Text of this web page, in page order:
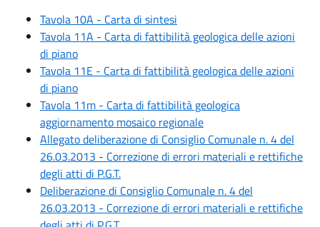
Tavola 10A - Carta di sintesi
Tavola 11A - Carta di fattibilità geologica delle azioni
di piano
Tavola 11E - Carta di fattibilità geologica delle azioni
di piano
Tavola 11m - Carta di fattibilità geologica
aggiornamento mosaico regionale
Allegato deliberazione di Consiglio Comunale n. 4 del
26.03.2013 - Correzione di errori materiali e rettifiche
degli atti di P.G.T.
Deliberazione di Consiglio Comunale n. 4 del
26.03.2013 - Correzione di errori materiali e rettifiche